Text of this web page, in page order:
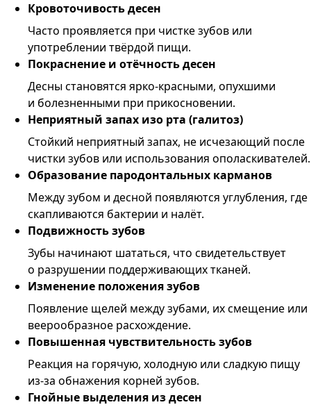
Кровоточивость десен
Часто проявляется при чистке зубов или
употреблении твёрдой пищи.
Покраснение и отёчность десен
Десны становятся ярко-красными, опухшими
и болезненными при прикосновении.
Неприятный запах изо рта (галитоз)
Стойкий неприятный запах, не исчезающий после
чистки зубов или использования ополаскивателей.
Образование пародонтальных карманов
Между зубом и десной появляются углубления, где
скапливаются бактерии и налёт.
Подвижность зубов
Зубы начинают шататься, что свидетельствует
о разрушении поддерживающих тканей.
Изменение положения зубов
Появление щелей между зубами, их смещение или
веерообразное расхождение.
Повышенная чувствительность зубов
Реакция на горячую, холодную или сладкую пищу
из-за обнажения корней зубов.
Гнойные выделения из десен